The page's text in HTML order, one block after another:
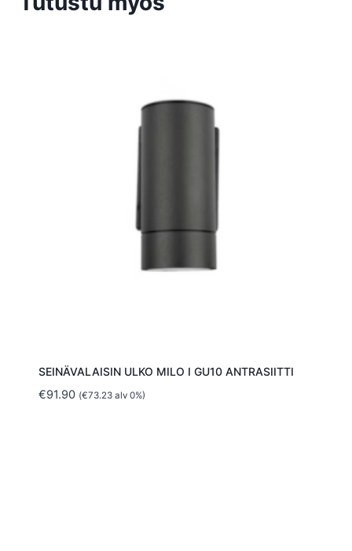
SEINÄVALAISIN ULKO MILO I GU10 ANTRASIITTI
€91.90 (€73.23alv 0%)